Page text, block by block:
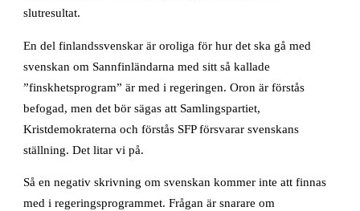
slutresultat.
En del finlandssvenskar är oroliga för hur det ska gå med
svenskan om Sannfinländarna med sitt så kallade
”finskhetsprogram” är med i regeringen. Oron är förstås
befogad, men det bör sägas att Samlingspartiet,
Kristdemokraterna och förstås SFP försvarar svenskans
ställning. Det litar vi på.
Så en negativ skrivning om svenskan kommer inte att finnas
med i regeringsprogrammet. Frågan är snarare om